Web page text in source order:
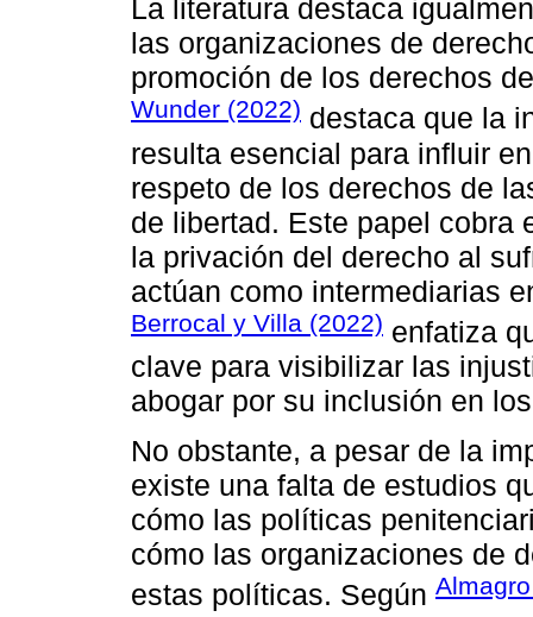
La literatura destaca
las organizaciones de
promoción de los derechos
Wunder (2022) destaca que la
resulta esencial para influir
respeto de los derechos de
de libertad. Este papel cobra
la privación del derecho al
actúan como intermediarias
Berrocal y Villa (2022) enfatiza
clave para visibilizar las
abogar por su inclusión en
No obstante, a pesar de la
existe una falta de estudios
cómo las políticas
cómo las organizaciones de
estas políticas. Según